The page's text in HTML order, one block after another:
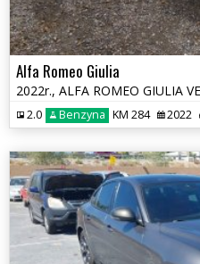
Alfa Romeo Giulia
2.0 Benzyna KM 284 2022